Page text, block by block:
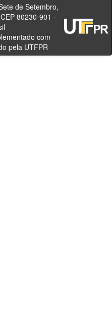
Setembro,
80230-901 -
- Brasil
com
pela UTFPR